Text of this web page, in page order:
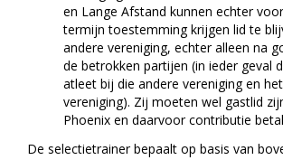
en Lange Afstand kunnen echter
termijn toestemming krijgen lid te
andere vereniging, echter alleen na
de betrokken partijen (in ieder geval
atleet bij die andere vereniging en
vereniging). Zij moeten wel gastlid
Phoenix en daarvoor contributie
De selectietrainer bepaalt op basis van